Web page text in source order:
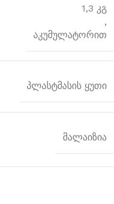
1,3 კგ
,
აკუმულატორით
პლასტმასის ყუთი
მალაიზია